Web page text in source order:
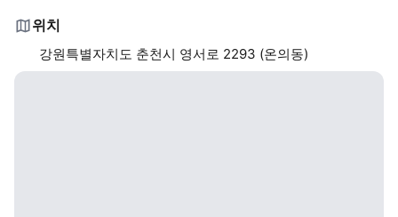
위치
강원특별자치도 춘천시 영서로 2293 (온의동)